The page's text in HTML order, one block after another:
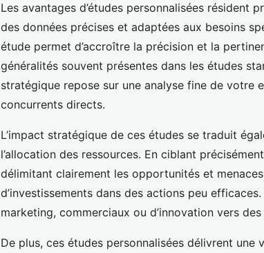
Les avantages d’études personnalisées résident
des données précises et adaptées aux besoins
étude permet d’accroître la précision et la
généralités souvent présentes dans les études
stratégique repose sur une analyse fine de votre
concurrents directs.
L’impact stratégique de ces études se traduit
l’allocation des ressources. En ciblant
délimitant clairement les opportunités et
d’investissements dans des actions peu
marketing, commerciaux ou d’innovation vers
De plus, ces études personnalisées délivrent